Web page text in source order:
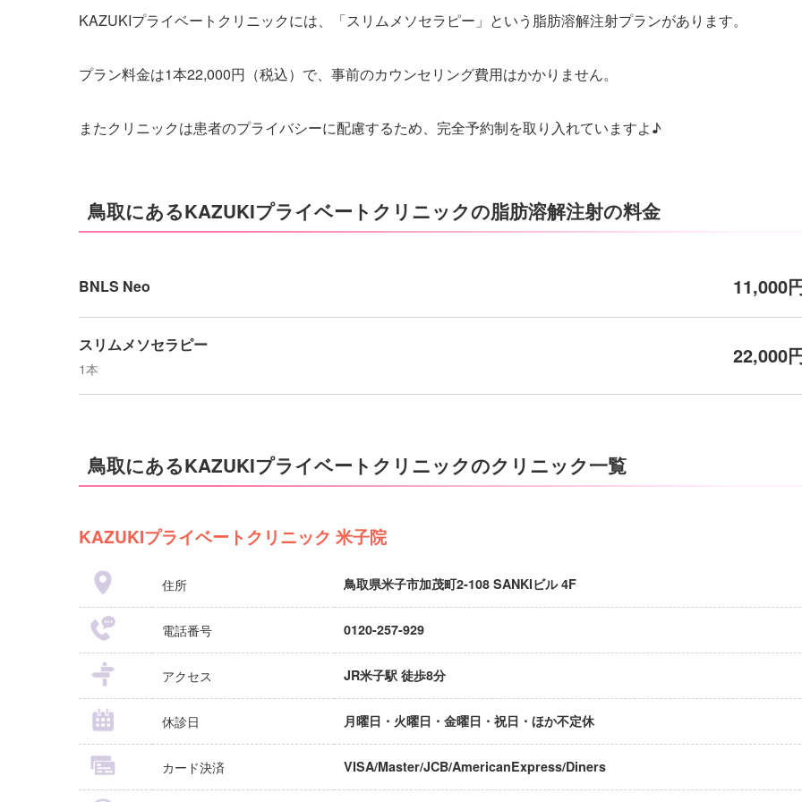
KAZUKIプライベートクリニックには、「スリムメソセラピー」という脂肪溶解注射プランがあります。
プラン料金は1本22,000円（税込）で、事前のカウンセリング費用はかかりません。
またクリニックは患者のプライバシーに配慮するため、完全予約制を取り入れていますよ♪
鳥取にあるKAZUKIプライベートクリニックの脂肪溶解注射の料金
BNLS Neo 11,000
スリムメソセラピー
1本 22,000
鳥取にあるKAZUKIプライベートクリニックのクリニック一覧
KAZUKIプライベートクリニック 米子院
住所 鳥取県米子市加茂町2-108 SANKIビル 4F
電話番号 0120-257-929
アクセス JR米子駅 徒歩8分
休診日 月曜日・火曜日・金曜日・祝日・ほか不定休
カード決済 VISA/Master/JCB/AmericanExpress/Diners